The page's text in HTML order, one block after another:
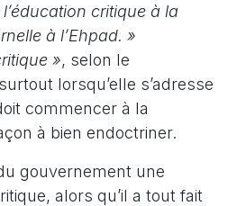
critique à la
à l’Ehpad. »
», selon le
lorsqu’elle s’adresse
commencer à la
à bien endoctriner.
gouvernement une
alors qu’il a tout fait